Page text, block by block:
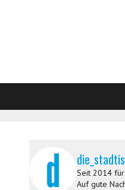
Seit 2014
Auf gute